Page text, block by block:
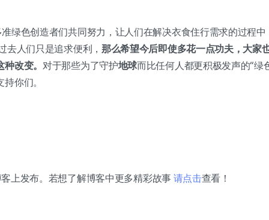
绿色创造者们共同努力，让人们在解决衣食住行需求的过程
去人们只是追求便利， 那么希望今后即使多花一点功夫，大家
改变。 对于那些为了守护地球而比任何人都更积极发声的“绿
你们。
上发布。若想了解博客中更多精彩故事 请点击查看！